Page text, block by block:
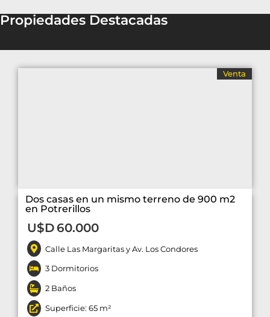
Propiedades Destacadas
Venta
Dos casas en un mismo terreno de 900 m2
en Potrerillos
U$D 60.000
Calle Las Margaritas y Av. Los Condores
3 Dormitorios
2 Baños
Superficie: 65 m²